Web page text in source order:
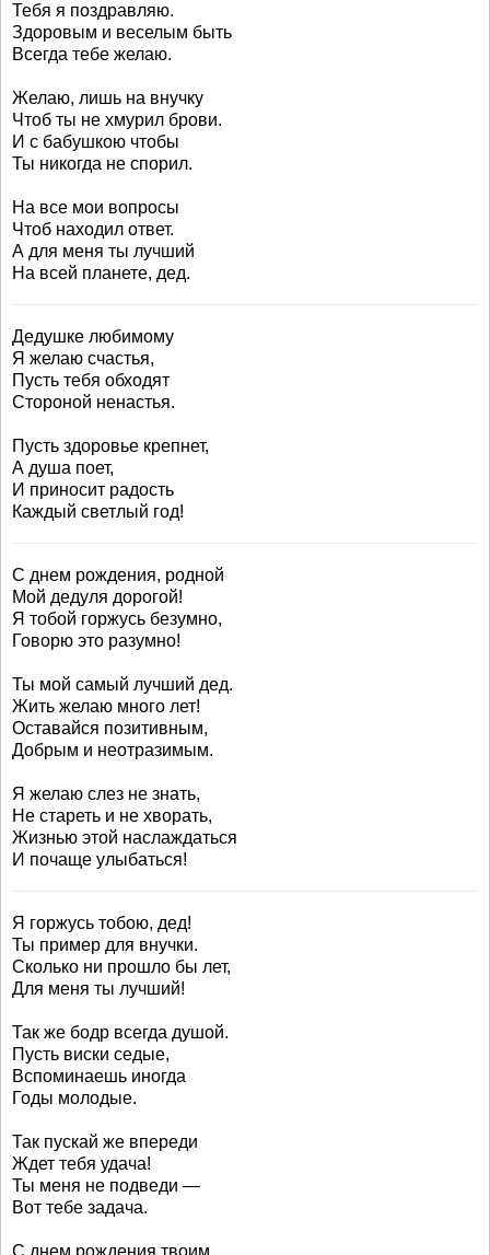
Тебя я поздравляю.
Здоровым и веселым быть
Всегда тебе желаю.
Желаю, лишь на внучку
Чтоб ты не хмурил брови.
И с бабушкою чтобы
Ты никогда не спорил.
На все мои вопросы
Чтоб находил ответ.
А для меня ты лучший
На всей планете, дед.
Дедушке любимому
Я желаю счастья,
Пусть тебя обходят
Стороной ненастья.
Пусть здоровье крепнет,
А душа поет,
И приносит радость
Каждый светлый год!
С днем рождения, родной
Мой дедуля дорогой!
Я тобой горжусь безумно,
Говорю это разумно!
Ты мой самый лучший дед.
Жить желаю много лет!
Оставайся позитивным,
Добрым и неотразимым.
Я желаю слез не знать,
Не стареть и не хворать,
Жизнью этой наслаждаться
И почаще улыбаться!
Я горжусь тобою, дед!
Ты пример для внучки.
Сколько ни прошло бы лет,
Для меня ты лучший!
Так же бодр всегда душой.
Пусть виски седые,
Вспоминаешь иногда
Годы молодые.
Так пускай же впереди
Ждет тебя удача!
Ты меня не подведи —
Вот тебе задача.
С днем рождения твоим